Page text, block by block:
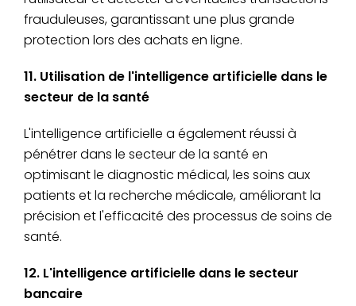
frauduleuses, garantissant une plus grande
protection lors des achats en ligne.
11. Utilisation de l'intelligence artificielle dans le
secteur de la santé
L'intelligence artificielle a également réussi à
pénétrer dans le secteur de la santé en
optimisant le diagnostic médical, les soins aux
patients et la recherche médicale, améliorant la
précision et l'efficacité des processus de soins de
santé.
12. L'intelligence artificielle dans le secteur
bancaire